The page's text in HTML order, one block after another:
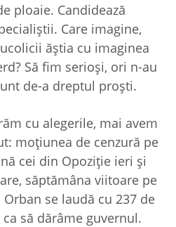
ploaie. Candidează
Care imagine,
ăştia cu imaginea
Să fim serioşi, ori n-au
de-a dreptul proşti.
cu alegerile, mai avem
moţiunea de cenzură pe
cei din Opoziţie ieri şi
săptămâna viitoare pe
se laudă cu 237 de
să dărâme guvernul.